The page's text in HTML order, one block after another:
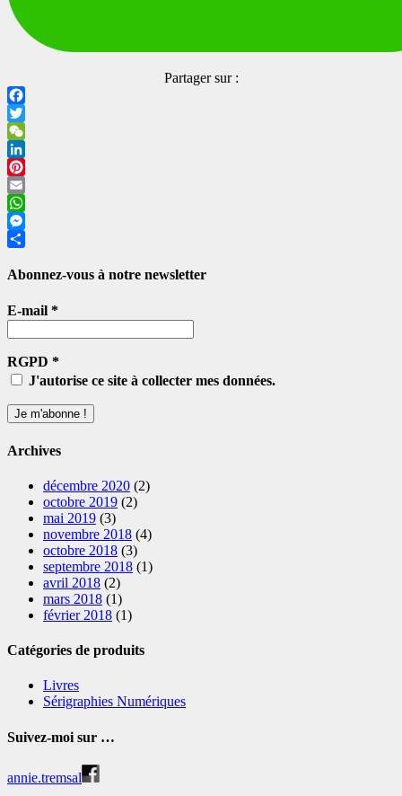
Partager sur :
Abonnez-vous à notre newsletter
E-mail *
RGPD *
J'autorise ce site à collecter mes données.
Archives
décembre 2020 (2)
octobre 2019 (2)
mai 2019 (3)
novembre 2018 (4)
octobre 2018 (3)
septembre 2018 (1)
avril 2018 (2)
mars 2018 (1)
février 2018 (1)
Catégories de produits
Livres
Sérigraphies Numériques
Suivez-moi sur …
annie.tremsal